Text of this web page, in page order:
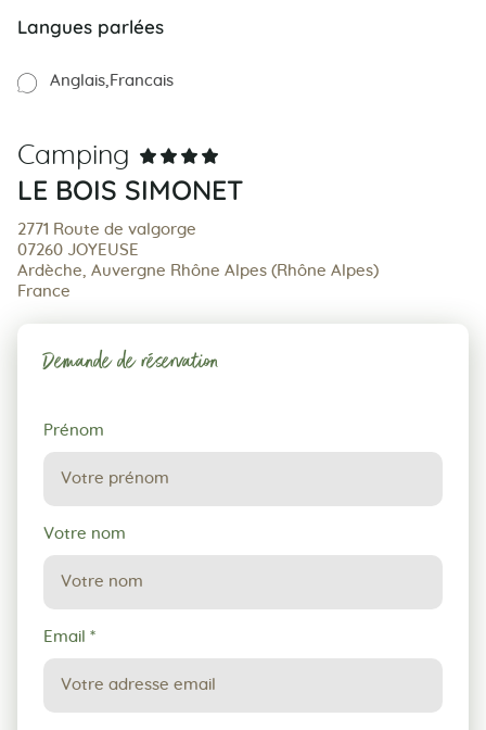
Langues parlées
Anglais Francais
Camping
LE BOIS SIMONET
2771 Route de valgorge
07260 JOYEUSE
Ardèche, Auvergne Rhône Alpes (Rhône Alpes)
France
Demande de réservation
Demande
de
réservation
Prénom
Votre nom
Email *